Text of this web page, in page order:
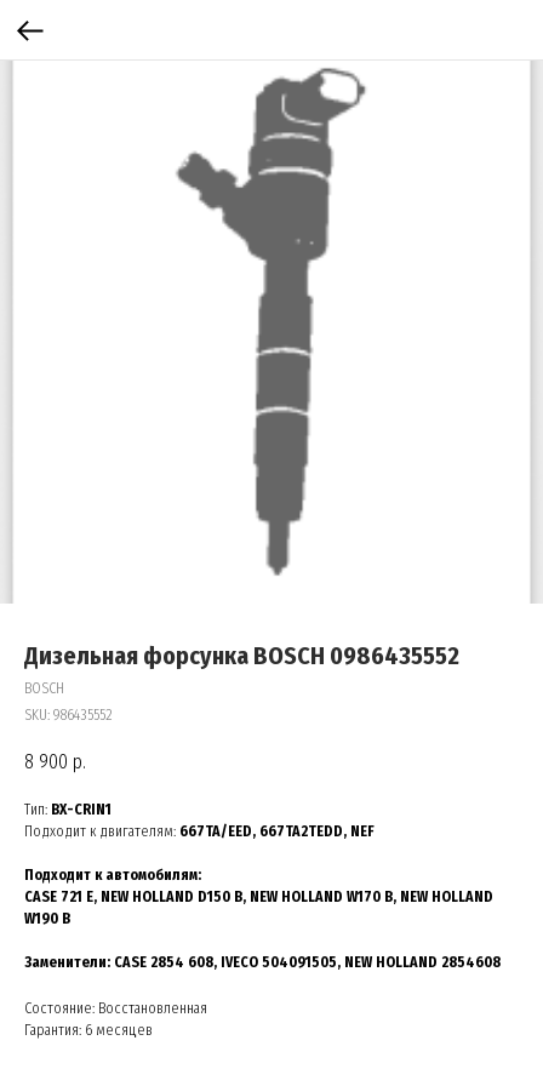
Дизельная форсунка BOSCH 0986435552
BOSCH
SKU: 986435552
8 900 р.
Тип: BX-CRIN1
Подходит к двигателям: 667TA/EED, 667TA2ТEDD, NEF
Подходит к автомобилям:
CASE 721 E, NEW HOLLAND D150 B, NEW HOLLAND W170 B, NEW HOLLAND
W190 B
Заменители: CASE 2854 608, IVECO 504091505, NEW HOLLAND 2854608
Состояние: Восстановленная
Гарантия: 6 месяцев